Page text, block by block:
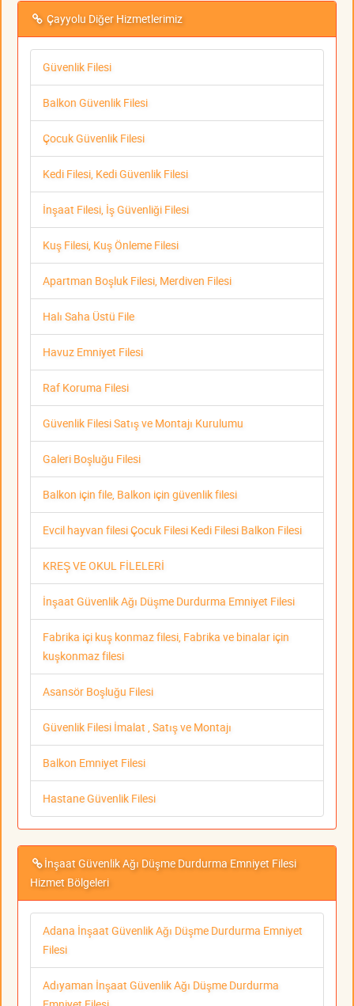
Çayyolu Diğer Hizmetlerimiz
Güvenlik Filesi
Balkon Güvenlik Filesi
Çocuk Güvenlik Filesi
Kedi Filesi, Kedi Güvenlik Filesi
İnşaat Filesi, İş Güvenliği Filesi
Kuş Filesi, Kuş Önleme Filesi
Apartman Boşluk Filesi, Merdiven Filesi
Halı Saha Üstü File
Havuz Emniyet Filesi
Raf Koruma Filesi
Güvenlik Filesi Satış ve Montajı Kurulumu
Galeri Boşluğu Filesi
Balkon için file, Balkon için güvenlik filesi
Evcil hayvan filesi Çocuk Filesi Kedi Filesi Balkon Filesi
KREŞ VE OKUL FİLELERİ
İnşaat Güvenlik Ağı Düşme Durdurma Emniyet Filesi
Fabrika içi kuş konmaz filesi, Fabrika ve binalar için
kuşkonmaz filesi
Asansör Boşluğu Filesi
Güvenlik Filesi İmalat , Satış ve Montajı
Balkon Emniyet Filesi
Hastane Güvenlik Filesi
İnşaat Güvenlik Ağı Düşme Durdurma Emniyet Filesi
Hizmet Bölgeleri
Adana İnşaat Güvenlik Ağı Düşme Durdurma Emniyet
Filesi
Adıyaman İnşaat Güvenlik Ağı Düşme Durdurma